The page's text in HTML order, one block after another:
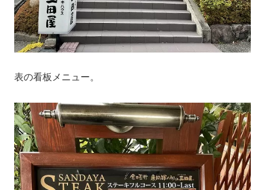
表の看板メニュー。